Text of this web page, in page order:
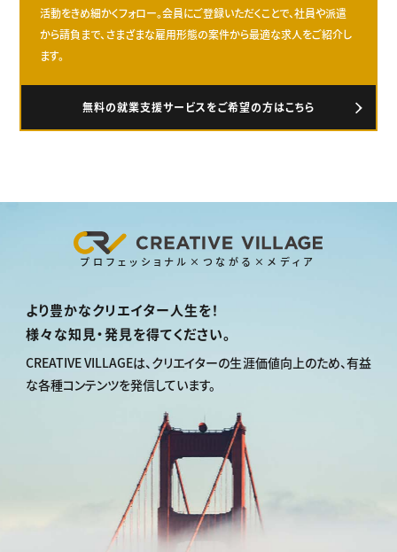
活動をきめ細かくフォロー。会員にご登録いただくことで、社員や派遣
から請負まで、さまざまな雇用形態の案件から最適な求人をご紹介し
ます。
無料の就業支援サービスをご希望の方はこちら
プロフェッショナル×つながる×メディア
より豊かなクリエイター人生を！
様々な知見・発見を得てください。
CREATIVE VILLAGEは、クリエイターの生涯価値向上のため、有益
な各種コンテンツを発信しています。